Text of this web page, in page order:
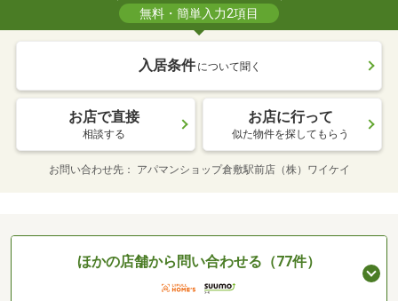
無料・簡単入力2項目
入居条件 について聞く
お店で直接
相談する
お店に行って
似た物件を探してもらう
お問い合わせ先 アパマンショップ倉敷駅前店（株）ワイケイ
ほかの店舗から問い合わせる（77件）